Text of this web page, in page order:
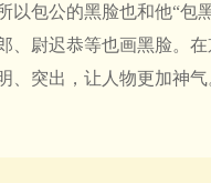
包公的黑脸也和他“包
、尉迟恭等也画黑脸。
、突出，让人物更加神气